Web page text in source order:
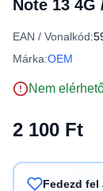
Note 13
EAN / Vonalkód:
Márka:OEM
Nem
2 100 Ft
Fedezd